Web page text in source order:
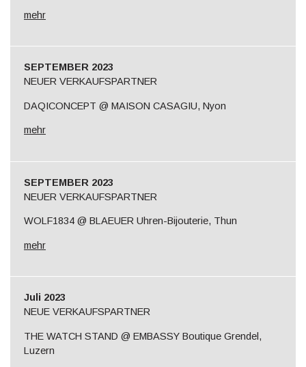
mehr
SEPTEMBER 2023
NEUER VERKAUFSPARTNER
DAQICONCEPT @ MAISON CASAGIU, Nyon
mehr
SEPTEMBER 2023
NEUER VERKAUFSPARTNER
WOLF1834 @ BLAEUER Uhren-Bijouterie, Thun
mehr
Juli 2023
NEUE VERKAUFSPARTNER
THE WATCH STAND @ EMBASSY Boutique Grendel,
Luzern